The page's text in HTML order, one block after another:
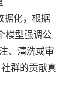
据化，根据
模型强调公
、清洗或审
群的贡献真